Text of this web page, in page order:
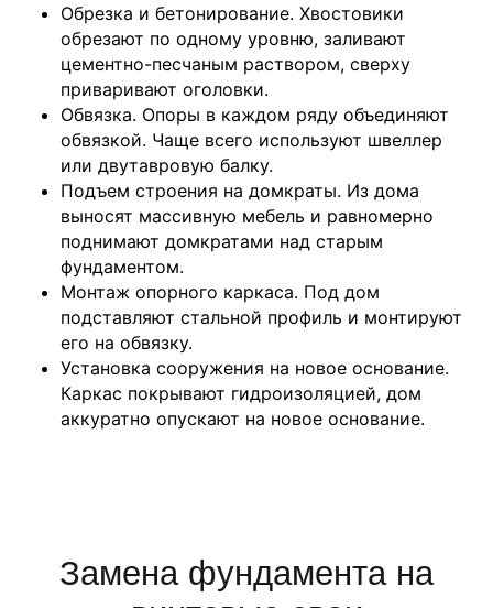
Обрезка и бетонирование. Хвостовики
обрезают по одному уровню, заливают
цементно-песчаным раствором, сверху
приваривают оголовки.
Обвязка. Опоры в каждом ряду объединяют
обвязкой. Чаще всего используют швеллер
или двутавровую балку.
Подъем строения на домкраты. Из дома
выносят массивную мебель и равномерно
поднимают домкратами над старым
фундаментом.
Монтаж опорного каркаса. Под дом
подставляют стальной профиль и монтируют
его на обвязку.
Установка сооружения на новое основание.
Каркас покрывают гидроизоляцией, дом
аккуратно опускают на новое основание.
Замена фундамента на